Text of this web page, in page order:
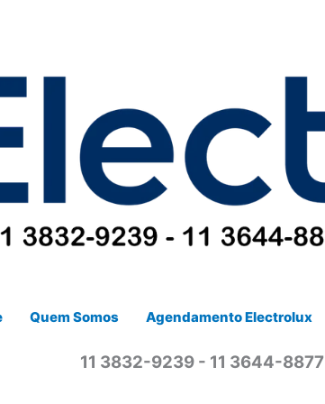
Quem Somos Agendamento Electrolux
11 3832-9239 - 11 3644-8877